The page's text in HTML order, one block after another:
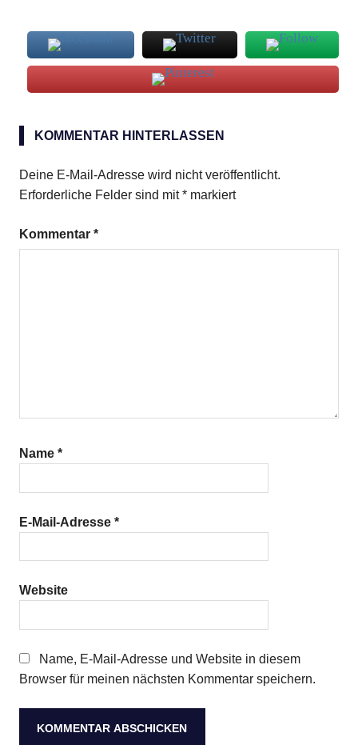
Poppes
KOMMENTAR HINTERLASSEN
Deine E-Mail-Adresse wird nicht veröffentlicht.
Erforderliche Felder sind mit* markiert
Kommentar *
Name *
E-Mail-Adresse *
Website
Name, E-Mail-Adresse und Website in diesem
Browser für meinen nächsten Kommentar speichern.